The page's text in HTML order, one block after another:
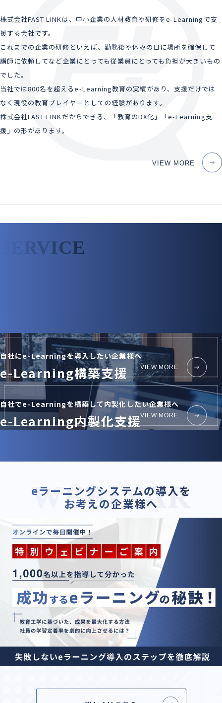
株式会社FAST LINKは、中小企業の人材教育や研修をe-Learningで支
援する会社です。
これまでの企業の研修といえば、勤務後や休みの日に場所を確保して
講師に依頼してなど企業にとっても従業員にとっても負担が大きいもの
でした。
当社では800名を超えるe-Learning教育の実績があり、支援だけでは
なく現役の教育プレイヤーとしての経験があります。
株式会社FAST LINKだからできる、「教育のDX化」「e-Learning支
援」の形があります。
VIEW MORE
SERVICE
自社にe-Learningを導入したい企業様へ
e-Learning構築支援 VIEW MORE
自社でe-Learningを構築して内製化したい企業様へ
e-Learning内製化支援VIEW MORE
eラーニングシステムの導入を
お考えの企業様へ